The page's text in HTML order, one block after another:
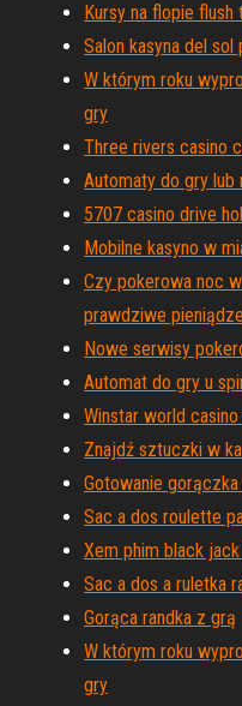
Kursy na flopie flush
Salon kasyna del sol
W którym roku
gry
Three rivers casino
Automaty do gry lub
5707 casino drive
Mobilne kasyno w
Czy pokerowa noc
prawdziwe pieniądze
Nowe serwisy
Automat do gry u
Winstar world
Znajdź sztuczki w
Gotowanie
Sac a dos roulette
Xem phim black
Sac a dos a ruletka
Gorąca randka z grą
W którym roku
gry